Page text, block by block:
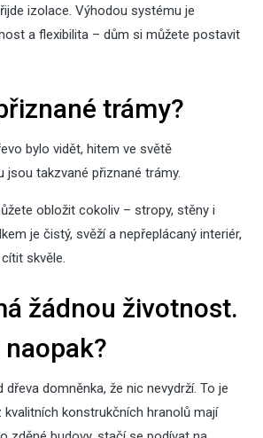
izolace. Výhodou systému je
a flexibilita – dům si můžete postavit
trámy?
bylo vidět, hitem ve světě
jsou takzvané přiznané trámy.
obložit cokoliv – stropy, stěny i
je čistý, svěží a nepřeplácaný interiér,
skvěle.
žádnou životnost.
domněnka, že nic nevydrží. To je
kvalitních konstrukčních hranolů mají